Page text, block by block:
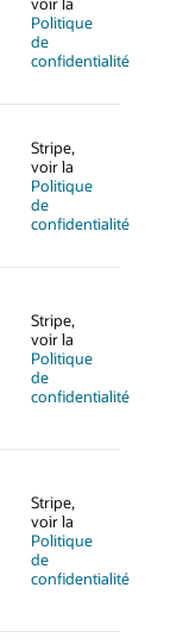
Politique
de
confidentialité
Stripe,
voir la
Politique
de
confidentialité
Stripe,
voir la
Politique
de
confidentialité
Stripe,
voir la
Politique
de
confidentialité